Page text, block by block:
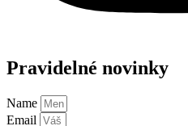
Pravidelné novinky
Name
Email